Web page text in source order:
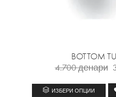
BOTTOM
4.700денари
ИЗБЕРИ ОПЦИИ